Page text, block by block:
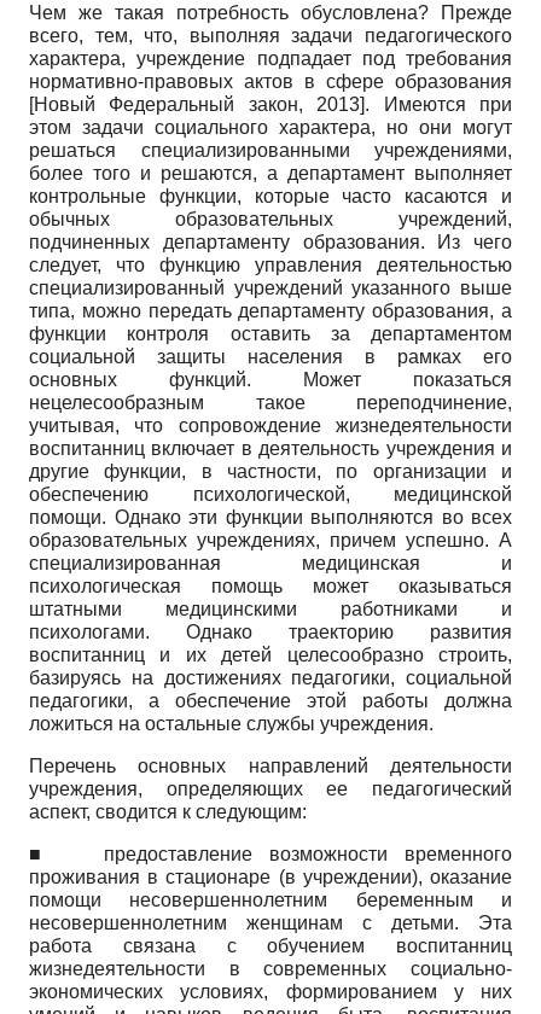
Чем же такая потребность обусловлена? Прежде
всего, тем, что, выполняя задачи педагогического
характера, учреждение подпадает под требования
нормативно-правовых актов в сфере образования
[Новый Федеральный закон, 2013]. Имеются при
этом задачи социального характера, но они могут
решаться специализированными учреждениями,
более того и решаются, а департамент выполняет
контрольные функции, которые часто касаются и
обычных образовательных учреждений,
подчиненных департаменту образования. Из чего
следует, что функцию управления деятельностью
специализированный учреждений указанного выше
типа, можно передать департаменту образования, а
функции контроля оставить за департаментом
социальной защиты населения в рамках его
основных функций. Может показаться
нецелесообразным такое переподчинение,
учитывая, что сопровождение жизнедеятельности
воспитанниц включает в деятельность учреждения и
другие функции, в частности, по организации и
обеспечению психологической, медицинской
помощи. Однако эти функции выполняются во всех
образовательных учреждениях, причем успешно. А
специализированная медицинская и
психологическая помощь может оказываться
штатными медицинскими работниками и
психологами. Однако траекторию развития
воспитанниц и их детей целесообразно строить,
базируясь на достижениях педагогики, социальной
педагогики, а обеспечение этой работы должна
ложиться на остальные службы учреждения.
Перечень основных направлений деятельности
учреждения, определяющих ее педагогический
аспект, сводится к следующим:
■ предоставление возможности временного
проживания в стационаре (в учреждении), оказание
помощи несовершеннолетним беременным и
несовершеннолетним женщинам с детьми. Эта
работа связана с обучением воспитанниц
жизнедеятельности в современных социально-
экономических условиях, формированием у них